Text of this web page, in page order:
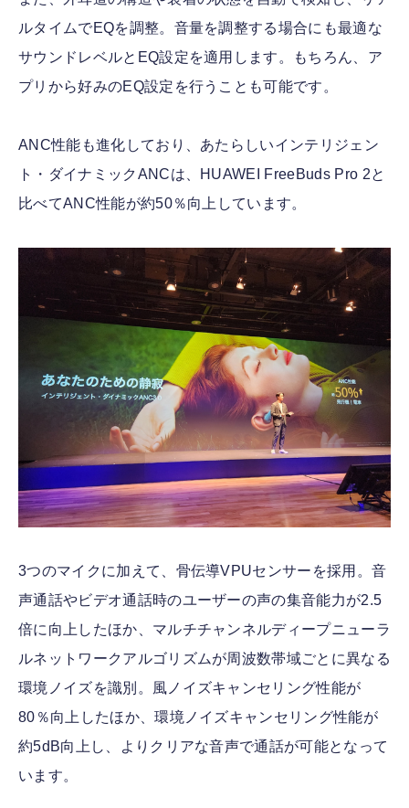
ルタイムでEQを調整。音量を調整する場合にも最適な
サウンドレベルとEQ設定を適用します。もちろん、ア
プリから好みのEQ設定を行うことも可能です。
ANC性能も進化しており、あたらしいインテリジェン
ト・ダイナミックANCは、HUAWEI FreeBuds Pro 2と
比べてANC性能が約50％向上しています。
3つのマイクに加えて、骨伝導VPUセンサーを採用。音
声通話やビデオ通話時のユーザーの声の集音能力が2.5
倍に向上したほか、マルチチャンネルディープニューラ
ルネットワークアルゴリズムが周波数帯域ごとに異なる
環境ノイズを識別。風ノイズキャンセリング性能が
80％向上したほか、環境ノイズキャンセリング性能が
約5dB向上し、よりクリアな音声で通話が可能となって
います。